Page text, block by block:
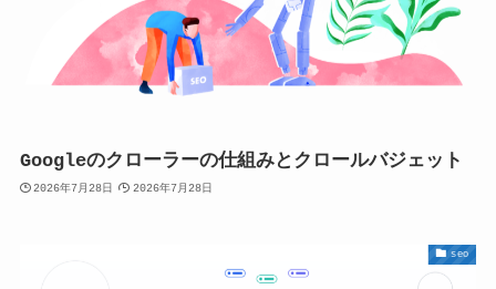
Googleのクローラーの仕組みとクロールバジェット
2026年7月28日 2026年7月28日
seo